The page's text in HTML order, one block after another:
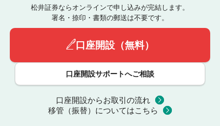
松井証券ならオンラインで申し込みが完結します。
署名・捺印・書類の郵送は不要です。
口座開設（無料）
口座開設サポートへご相談
口座開設からお取引の流れ
移管（振替）についてはこちら